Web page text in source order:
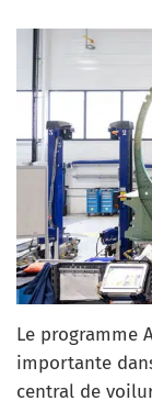
Le programme
importante
central de